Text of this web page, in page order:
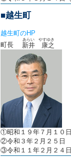
■越生町
越生町のHP
町長 新井 康之
あらい やすゆき
①昭和１９年７月１０日
②令和３年２月２５日
③令和１１年２月２４日